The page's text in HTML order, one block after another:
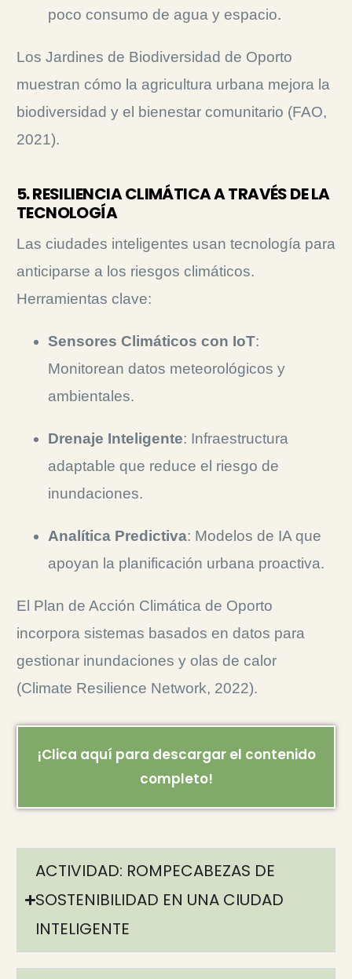
poco consumo de agua y espacio.
Los Jardines de Biodiversidad de Oporto
muestran cómo la agricultura urbana mejora la
biodiversidad y el bienestar comunitario (FAO,
2021).
5. RESILIENCIA CLIMÁTICA A TRAVÉS DE LA
TECNOLOGÍA
Las ciudades inteligentes usan tecnología para
anticiparse a los riesgos climáticos.
Herramientas clave:
Sensores Climáticos con IoT:
Monitorean datos meteorológicos y
ambientales.
Drenaje Inteligente: Infraestructura
adaptable que reduce el riesgo de
inundaciones.
Analítica Predictiva: Modelos de IA que
apoyan la planificación urbana proactiva.
El Plan de Acción Climática de Oporto
incorpora sistemas basados en datos para
gestionar inundaciones y olas de calor
(Climate Resilience Network, 2022).
¡Clica aquí para descargar el contenido
completo!
ACTIVIDAD: ROMPECABEZAS DE
SOSTENIBILIDAD EN UNA CIUDAD
INTELIGENTE